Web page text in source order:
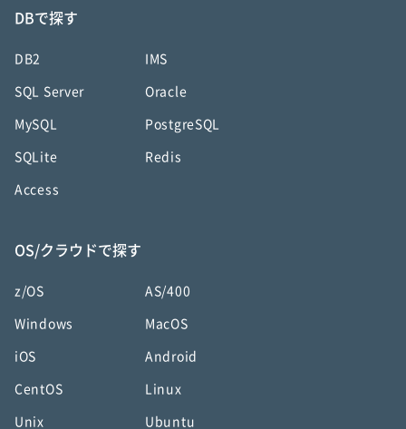
DBで探す
DB2 IMS
SQL Server Oracle
MySQL PostgreSQL
SQLite Redis
Access
OS/クラウドで探す
z/OS AS/400
Windows MacOS
iOS Android
CentOS Linux
Unix Ubuntu